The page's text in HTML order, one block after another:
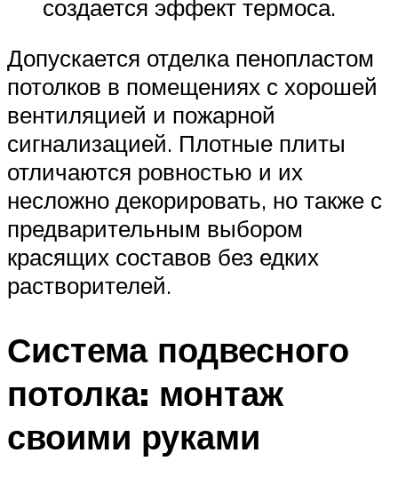
создается эффект термоса.
Допускается отделка пенопластом
потолков в помещениях с хорошей
вентиляцией и пожарной
сигнализацией. Плотные плиты
отличаются ровностью и их
несложно декорировать, но также с
предварительным выбором
красящих составов без едких
растворителей.
Система подвесного
потолка: монтаж
своими руками